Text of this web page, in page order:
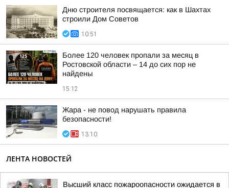
Дню строителя посвящается: как в Шахтах
строили Дом Советов
10:51
Более 120 человек пропали за месяц в
Ростовской области – 14 до сих пор не
найдены
15:12
Жара - не повод нарушать правила
безопасности!
13:10
ЛЕНТА НОВОСТЕЙ
Высший класс пожароопасности ожидается в